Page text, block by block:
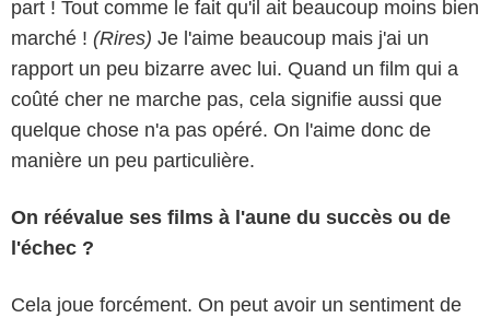
part ! Tout comme le fait qu'il ait beaucoup moins bien
marché ! (Rires) Je l'aime beaucoup mais j'ai un
rapport un peu bizarre avec lui. Quand un film qui a
coûté cher ne marche pas, cela signifie aussi que
quelque chose n'a pas opéré. On l'aime donc de
manière un peu particulière.
On réévalue ses films à l'aune du succès ou de
l'échec ?
Cela joue forcément. On peut avoir un sentiment de